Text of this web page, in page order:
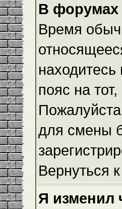
В форумах
Время
пояс на
для смены
Вернуться
Я изменил